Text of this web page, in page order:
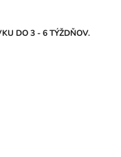
DO 3 - 6 TÝŽDŇOV.